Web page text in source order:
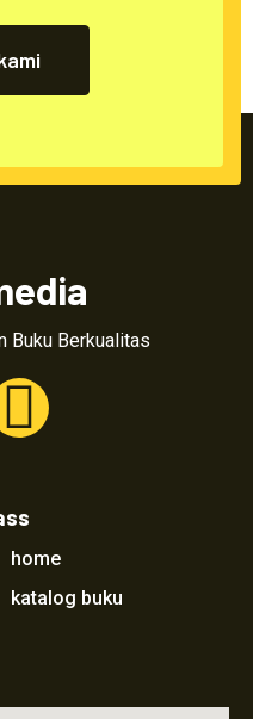
Buku Berkualitas
home
katalog buku